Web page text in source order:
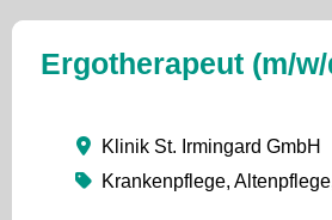
Ergotherapeut (m/w/
Klinik St. Irmingard GmbH
Krankenpflege,